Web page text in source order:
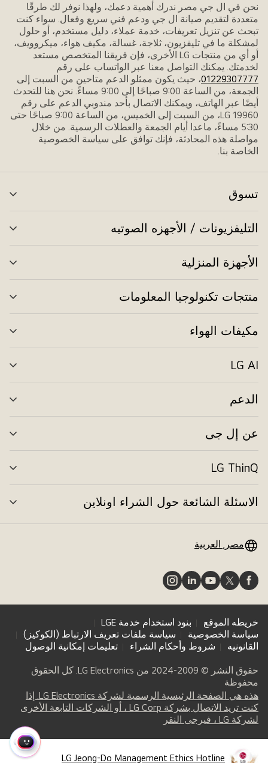
نحن في ال جي مصر ندرك أهمية دعمك، ولهذا نوفر لك طرقًا
متعددة لتقديم صيانة ال جي ودعم فني سريع وفعال. سواء كنت
تبحث عن تنزيل تعريفات، خدمة عملاء، دليل مستخدم، أو حلول
لمشكلة ما في تليفزيون، ثلاجة، غسالة، مكيف هواء، ميكروويف،
أو أي من منتجات LG الأخرى، فإن فريقنا المتخصص مستعد
لخدمتك. يمكنك التواصل معنا عبر الواتساب على رقم
01229307777، حيث يكون ممثلو الدعم متاحين من السبت إلى
الجمعة، من الساعة 9:00 صباحًا إلى 9:00 مساءً. نحن هنا للتحدث
أيضًا عبر الهاتف، ويمكنك الاتصال بأحد مندوبي الدعم على رقم
LG 19960، من السبت إلى الخميس، من الساعة 9:00 صباحًا حتى
5:30 مساءً، ماعدا أيام الجمعة والعطلات الرسمية. من خلال
مواصلة هذه المحادثة، فإنك توافق على سياسة الخصوصية
الخاصة بنا.
تسوق
التليفزيونات / الأجهزه الصوتيه
الأجهزة المنزلية
منتجات تكنولوجيا المعلومات
مكيفات الهواء
LG AI
الدعم
عن إل جى
LG ThinQ
الاسئلة الشائعة حول الشراء اونلاين
مصر, العربية
خريطه الموقع
بنود استخدام خدمة LGE
سياسة الخصوصية
سياسة ملفات تعريف الارتباط (الكوكيز)
القانونيه
شروط وأحكام الشراء تعليمات إمكانية الوصول
حقوق النشر © 2009-2024 من LG Electronics. كل الحقوق
محفوظة
هذه هي الصفحة الرئيسية الرسمية لشركة LG Electronics. إذا
كنت تريد الاتصال بشركة LG Corp ، أو الشركات التابعة الأخرى
لشركة LG ، فيرجى النقر
a
new
LG Jeong-Do Management Ethics Hotline
القائمة